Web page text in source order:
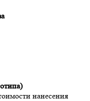
нанесения